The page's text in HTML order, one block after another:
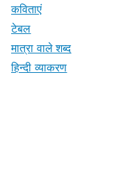
कविताएं
टेबल
मात्रा वाले शब्द
हिन्दी व्याकरण